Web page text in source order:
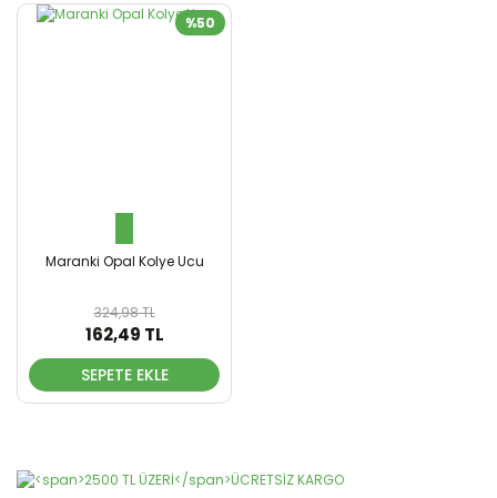
%50
Maranki Opal Kolye Ucu
324,98 TL
162,49 TL
SEPETE EKLE